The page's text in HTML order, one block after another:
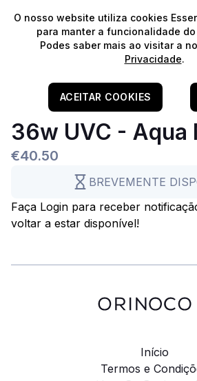
⭐️ Envios Gratuitos para
Filtragem/Filtros UV
Lâmpada De
36w UVC - Aqua
€40.50
BREVEMENTE
Faça Login para receber
voltar a estar disponível!
Início
Termos e
O nosso website utiliza cookies
para manter a funcionalidade
Podes saber mais ao visitar a
Privacidade.
ACEITAR COOKIES